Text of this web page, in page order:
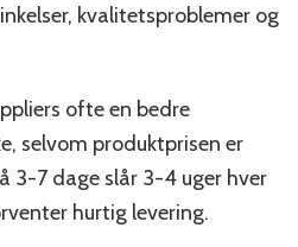
kvalitetsproblemer og
ofte en bedre
selvom produktprisen er
3-7 dage slår 3-4 uger hver
hurtig levering.